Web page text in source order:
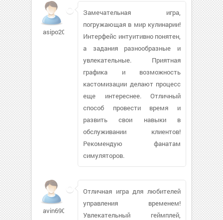
asipo2006
Замечательная игра,
погружающая в мир кулинарии!
Интерфейс интуитивно понятен,
а задания разнообразные и
увлекательные. Приятная
графика и возможность
кастомизации делают процесс
еще интереснее. Отличный
способ провести время и
развить свои навыки в
обслуживании клиентов!
Рекомендую фанатам
симуляторов.
avin6900
Отличная игра для любителей
управления временем!
Увлекательный геймплей,